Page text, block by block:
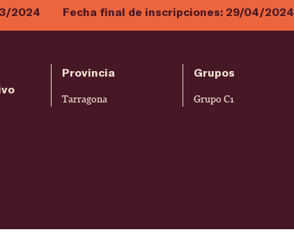
2024 Fecha final de inscripciones: 29/04/2024
Provincia
Tarragona
Grupos
Grupo C1